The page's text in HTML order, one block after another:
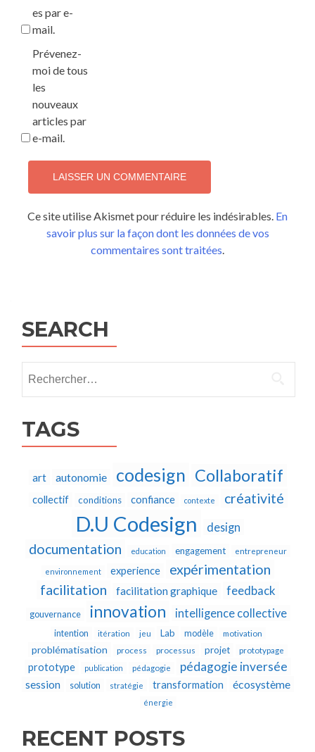
es par e-
mail.
Prévenez-
moi de tous
les
nouveaux
articles par
e-mail.
Ce site utilise Akismet pour réduire les indésirables. En
savoir plus sur la façon dont les données de vos
commentaires sont traitées
SEARCH
TAGS
art autonomie codesign Collaboratif
collectif conditions confiance contexte créativité
D.U Codesign design
documentation education engagement entrepreneur
environnement experience
expérimentation
facilitation
facilitation graphique feedback
gouvernance innovation intelligence collective
intention itération jeu Lab modèle motivation
problématisation process processus projet prototypage
prototype publication pédagogie pédagogie inversée
session solution stratégie transformation écosystème
énergie
RECENT POSTS